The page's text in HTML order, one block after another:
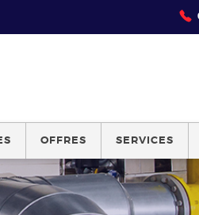
OFFRES SERVICES